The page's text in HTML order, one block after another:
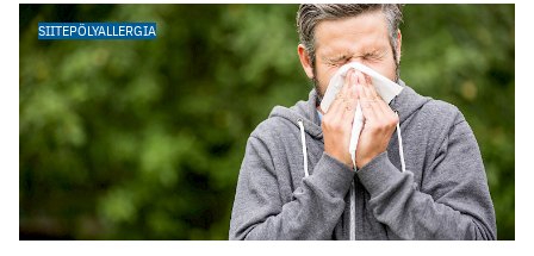
SIITEPÖLYALLERGIA